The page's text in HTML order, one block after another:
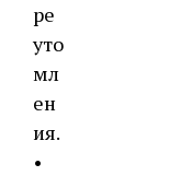
ре
уто
мл
ен
ия.
•